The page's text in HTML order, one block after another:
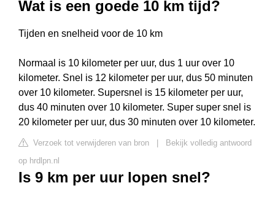
Wat is een goede 10 km tijd?
Tijden en snelheid voor de 10 km
Normaal is 10 kilometer per uur, dus 1 uur over 10
kilometer. Snel is 12 kilometer per uur, dus 50 minuten
over 10 kilometer. Supersnel is 15 kilometer per uur,
dus 40 minuten over 10 kilometer. Super super snel is
20 kilometer per uur, dus 30 minuten over 10 kilometer.
Verzoek tot verwijderen van bron
Bekijk volledig antwoord
op hrdlpn.nl
Is 9 km per uur lopen snel?